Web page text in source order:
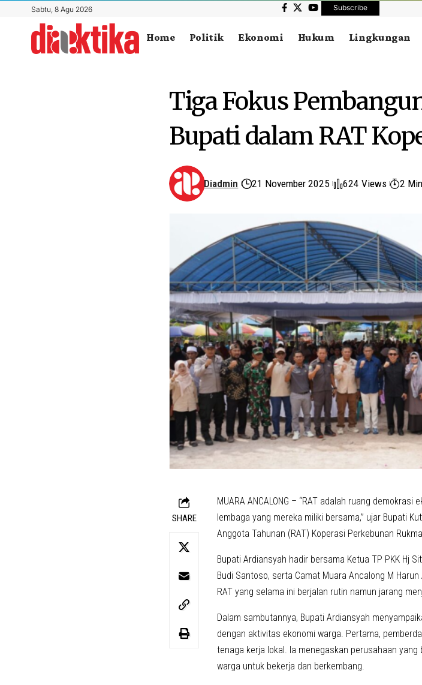
Sabtu, 8 Agu 2026 Subscribe
Home Politik Ekonomi Hukum Lingkungan
Tiga Fokus
Bupati dalam RAT
Diadmin 21 November 2025 624 Views 2
SHARE
MUARA ANCALONG – “RAT adalah ruang
lembaga yang mereka miliki bersama,” ujar Bupati
Anggota Tahunan (RAT) Koperasi Perkebunan
Bupati Ardiansyah hadir bersama Ketua TP PKK Hj
Budi Santoso, serta Camat Muara Ancalong M
RAT yang selama ini berjalan rutin namun jarang
Dalam sambutannya, Bupati Ardiansyah
dengan aktivitas ekonomi warga. Pertama,
tenaga kerja lokal. Ia menegaskan perusahaan
warga untuk bekerja dan berkembang.